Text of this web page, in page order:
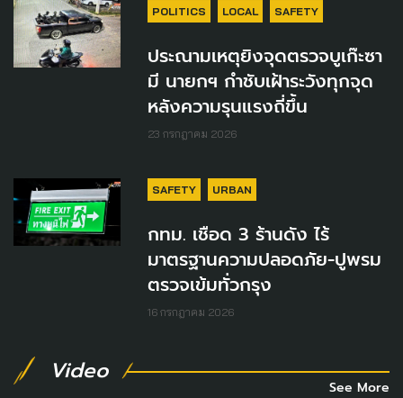
POLITICS LOCAL SAFETY
ประณามเหตุยิงจุดตรวจบูเก๊ะซา
มี นายกฯ กำชับเฝ้าระวังทุกจุด
หลังความรุนแรงถี่ขึ้น
23 กรกฎาคม 2026
SAFETY URBAN
กทม. เชือด 3 ร้านดัง ไร้
มาตรฐานความปลอดภัย-ปูพรม
ตรวจเข้มทั่วกรุง
16 กรกฎาคม 2026
Video
See More